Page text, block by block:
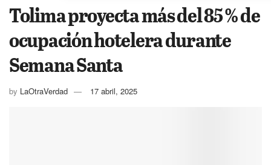
Tolima proyecta más del 85 % de
ocupación hotelera durante
Semana Santa
by LaOtraVerdad 17 abril, 2025